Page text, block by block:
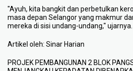
"Ayuh, kita bangkit dan perbetulkan
masa depan Selangor yang makmur
mereka di sisi undang-undang," ujarnya.
Artikel oleh: Sinar Harian
PROJEK PEMBANGUNAN 2 BLOK